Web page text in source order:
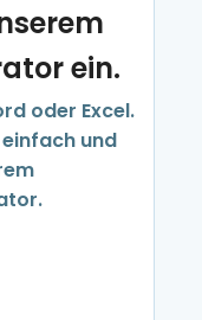
ein.
oder Excel.
einfach und